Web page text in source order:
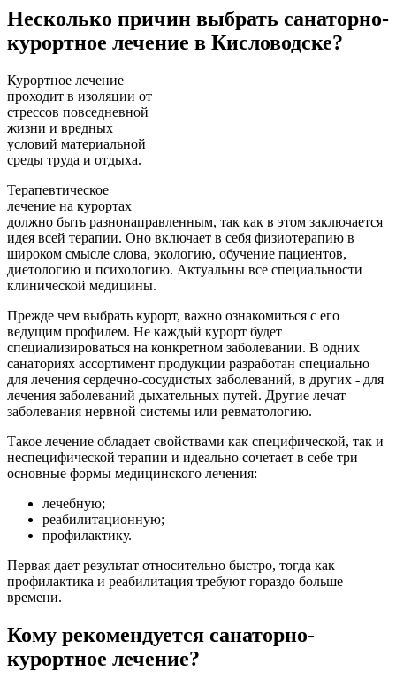
Несколько причин выбрать санаторно-
курортное лечение в Кисловодске?
Курортное лечение
проходит в изоляции от
стрессов повседневной
жизни и вредных
условий материальной
среды труда и отдыха.
Терапевтическое
лечение на курортах
должно быть разнонаправленным, так как в этом заключается
идея всей терапии. Оно включает в себя физиотерапию в
широком смысле слова, экологию, обучение пациентов,
диетологию и психологию. Актуальны все специальности
клинической медицины.
Прежде чем выбрать курорт, важно ознакомиться с его
ведущим профилем. Не каждый курорт будет
специализироваться на конкретном заболевании. В одних
санаториях ассортимент продукции разработан специально
для лечения сердечно-сосудистых заболеваний, в других - для
лечения заболеваний дыхательных путей. Другие лечат
заболевания нервной системы или ревматологию.
Такое лечение обладает свойствами как специфической, так и
неспецифической терапии и идеально сочетает в себе три
основные формы медицинского лечения:
лечебную;
реабилитационную;
профилактику.
Первая дает результат относительно быстро, тогда как
профилактика и реабилитация требуют гораздо больше
времени.
Кому рекомендуется санаторно-
курортное лечение?